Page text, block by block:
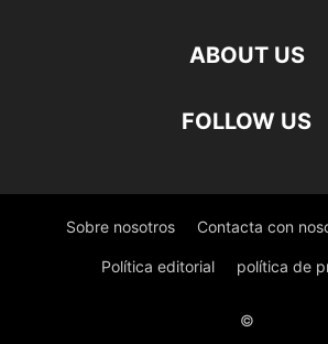
ABOUT US
FOLLOW US
Sobre nosotros Contacta con
Política editorial política de
©